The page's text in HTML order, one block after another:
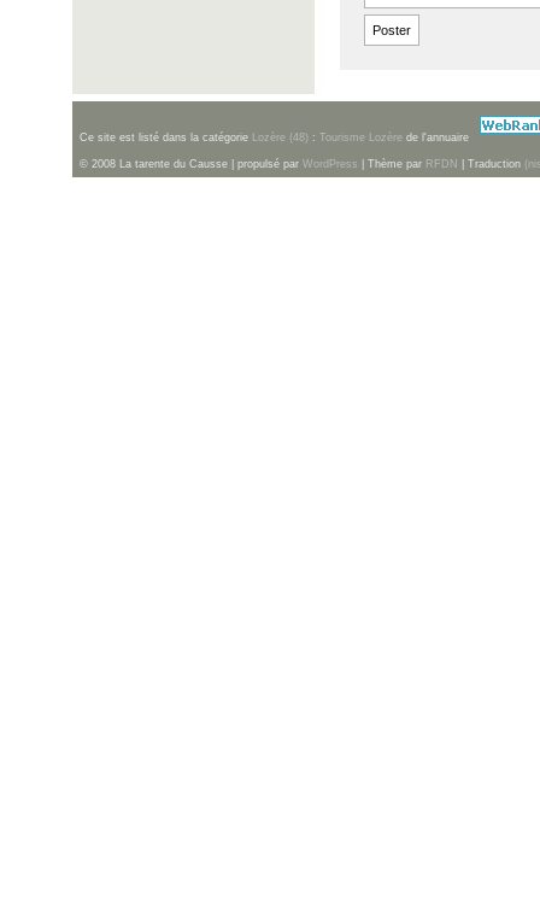
Ce site est listé dans la catégorie Lozère (48) : Tourisme Lozère de l'annuaire
© 2008 La tarente du Causse | propulsé par WordPress | Thème par RFDN | Traduction